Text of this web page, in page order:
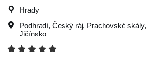
Hrady
Podhradí, Český ráj, Prachovské skály,
Jičínsko